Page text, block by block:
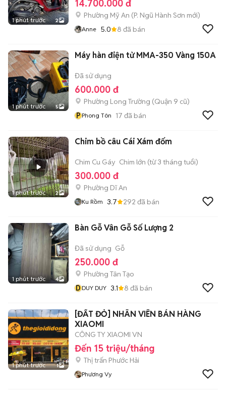
1 phút trước 2
14.700.000 đ
Phường Mỹ An (P. Ngũ Hành Sơn mới)
Anne 5.0 8 đã bán
1 phút trước 5
Máy hàn điện tử MMA-350 Vàng 150A
Đã sử dụng
600.000 đ
Phường Long Trường (Quận 9 cũ)
P Phong Tôn 17 đã bán
1 phút trước 2
Chim bồ câu Cái Xám đốm
Chim Cu Gáy Chim lớn (từ 3 tháng tuổi)
300.000 đ
Phường Dĩ An
Ku Rồm 3.7 292 đã bán
1 phút trước 4
Bàn Gỗ Vân Gỗ Số Lượng 2
Đã sử dụng Gỗ
250.000 đ
Phường Tân Tạo
DDUY DUY 3.1 8 đã bán
1 phút trước 1
[ĐẤT ĐỎ] NHÂN VIÊN BÁN HÀNG
XIAOMI
CÔNG TY XIAOMI VN
Đến 15 triệu/tháng
Thị trấn Phước Hải
Phương Vy